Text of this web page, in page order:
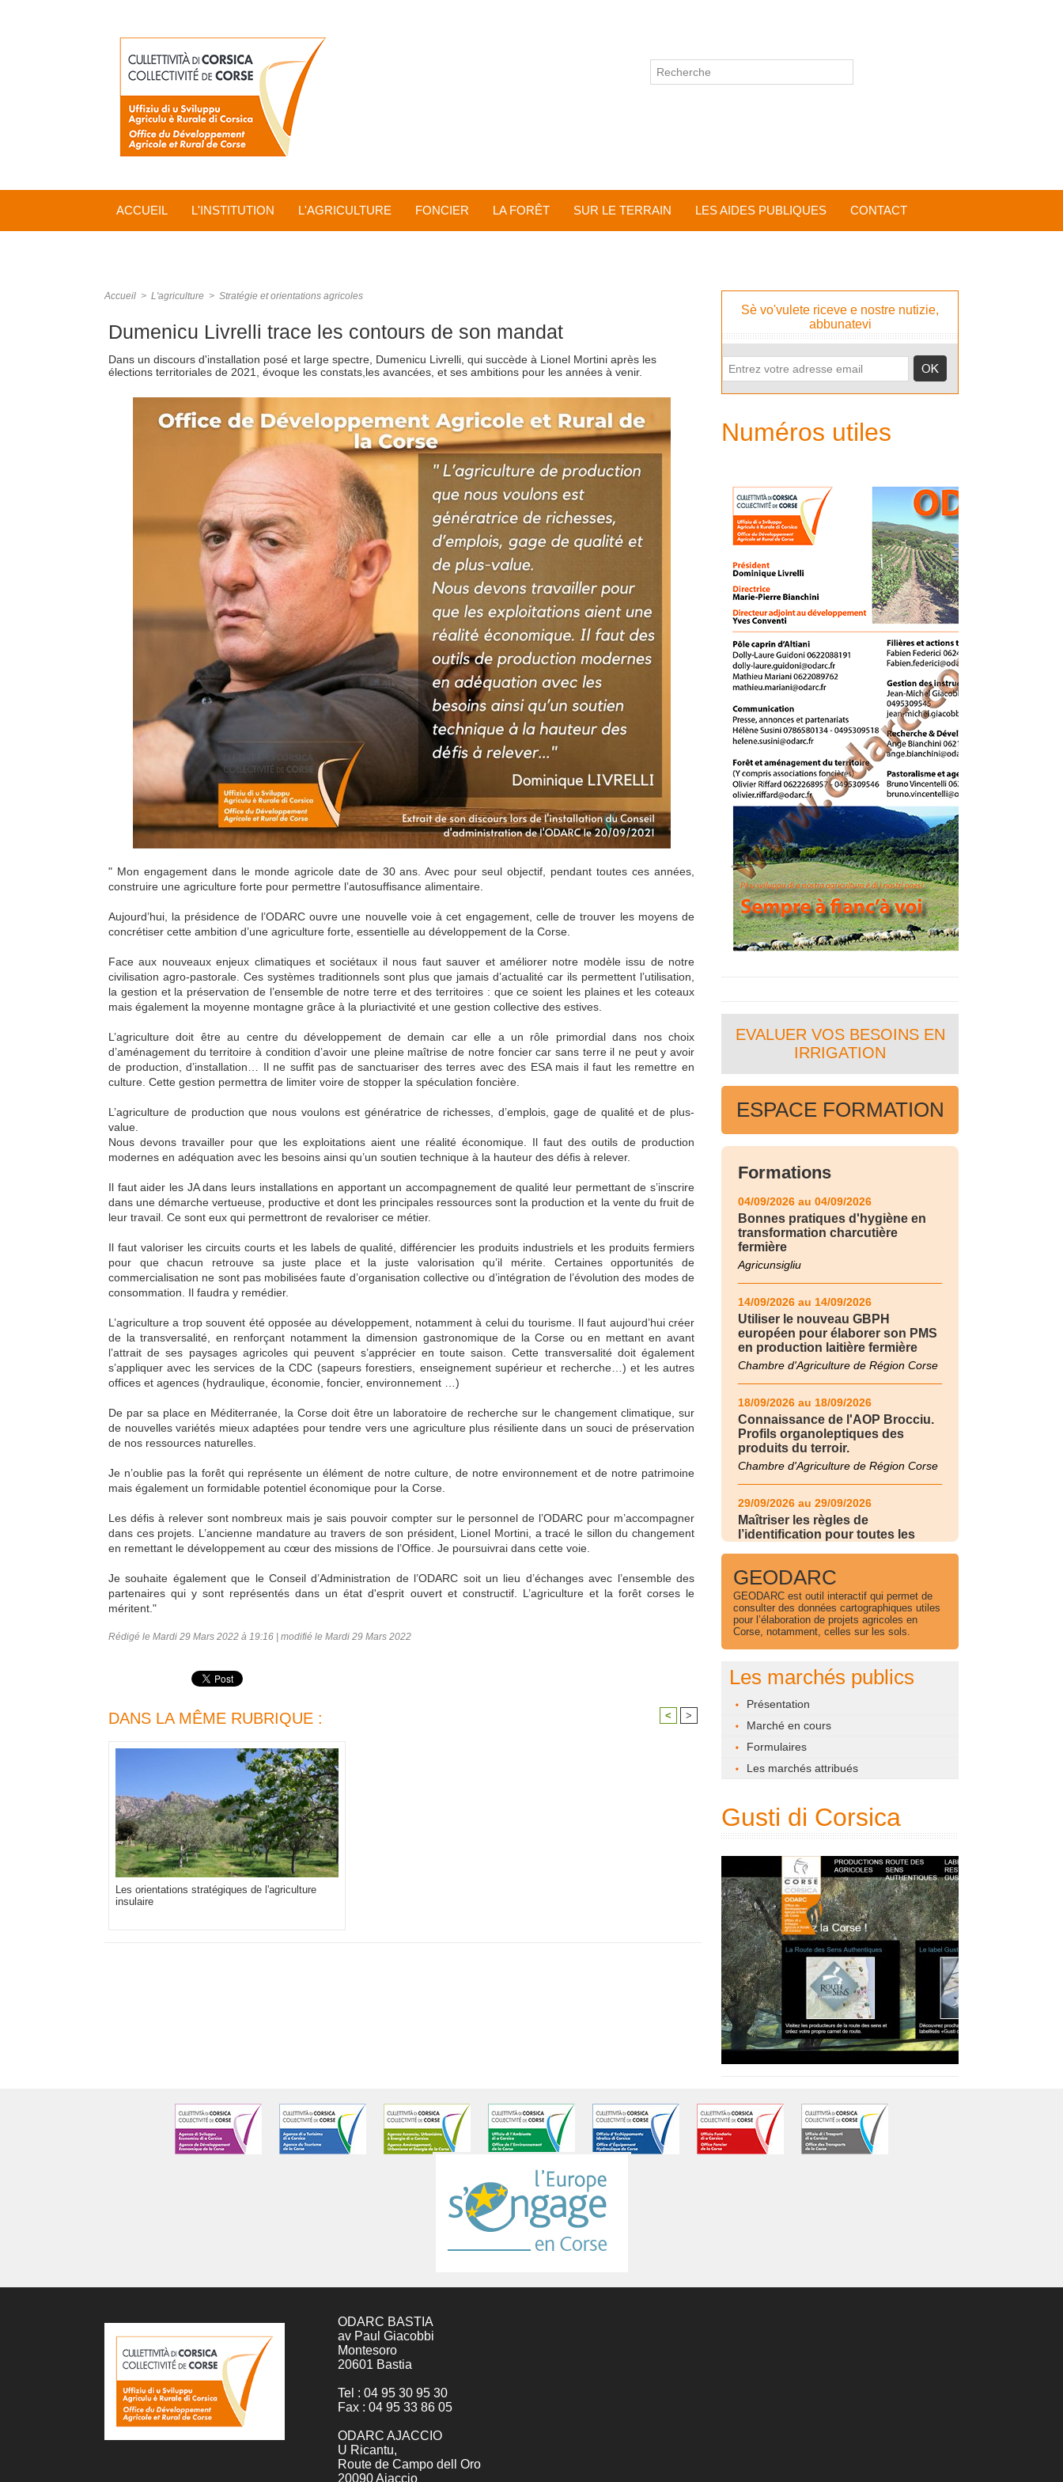
ACCUEIL L'INSTITUTION L'AGRICULTURE FONCIER LA FORÊT SUR LE TERRAIN LES AIDES PUBLIQUES CONTACT
Accueil > L'agriculture > Stratégie et orientations agricoles
Dumenicu Livrelli trace les contours de son mandat
Dans un discours d'installation posé et large spectre, Dumenicu Livrelli, qui succède à Lionel Mortini après les
élections territoriales de 2021, évoque les constats,les avancées, et ses ambitions pour les années à venir.
" Mon engagement dans le monde agricole date de 30 ans. Avec pour seul objectif, pendant toutes ces années,
construire une agriculture forte pour permettre l’autosuffisance alimentaire.
Aujourd’hui, la présidence de l’ODARC ouvre une nouvelle voie à cet engagement, celle de trouver les moyens de
concrétiser cette ambition d’une agriculture forte, essentielle au développement de la Corse.
Face aux nouveaux enjeux climatiques et sociétaux il nous faut sauver et améliorer notre modèle issu de notre
civilisation agro-pastorale. Ces systèmes traditionnels sont plus que jamais d’actualité car ils permettent l’utilisation,
la gestion et la préservation de l’ensemble de notre terre et des territoires : que ce soient les plaines et les coteaux
mais également la moyenne montagne grâce à la pluriactivité et une gestion collective des estives.
L’agriculture doit être au centre du développement de demain car elle a un rôle primordial dans nos choix
d’aménagement du territoire à condition d’avoir une pleine maîtrise de notre foncier car sans terre il ne peut y avoir
de production, d’installation… Il ne suffit pas de sanctuariser des terres avec des ESA mais il faut les remettre en
culture. Cette gestion permettra de limiter voire de stopper la spéculation foncière.
L’agriculture de production que nous voulons est génératrice de richesses, d’emplois, gage de qualité et de plus-
value.
Nous devons travailler pour que les exploitations aient une réalité économique. Il faut des outils de production
modernes en adéquation avec les besoins ainsi qu’un soutien technique à la hauteur des défis à relever.
Il faut aider les JA dans leurs installations en apportant un accompagnement de qualité leur permettant de s’inscrire
dans une démarche vertueuse, productive et dont les principales ressources sont la production et la vente du fruit de
leur travail. Ce sont eux qui permettront de revaloriser ce métier.
Il faut valoriser les circuits courts et les labels de qualité, différencier les produits industriels et les produits fermiers
pour que chacun retrouve sa juste place et la juste valorisation qu’il mérite. Certaines opportunités de
commercialisation ne sont pas mobilisées faute d’organisation collective ou d’intégration de l’évolution des modes de
consommation. Il faudra y remédier.
L’agriculture a trop souvent été opposée au développement, notamment à celui du tourisme. Il faut aujourd’hui créer
de la transversalité, en renforçant notamment la dimension gastronomique de la Corse ou en mettant en avant
l’attrait de ses paysages agricoles qui peuvent s’apprécier en toute saison. Cette transversalité doit également
s’appliquer avec les services de la CDC (sapeurs forestiers, enseignement supérieur et recherche…) et les autres
offices et agences (hydraulique, économie, foncier, environnement …)
De par sa place en Méditerranée, la Corse doit être un laboratoire de recherche sur le changement climatique, sur
de nouvelles variétés mieux adaptées pour tendre vers une agriculture plus résiliente dans un souci de préservation
de nos ressources naturelles.
Je n’oublie pas la forêt qui représente un élément de notre culture, de notre environnement et de notre patrimoine
mais également un formidable potentiel économique pour la Corse.
Les défis à relever sont nombreux mais je sais pouvoir compter sur le personnel de l’ODARC pour m’accompagner
dans ces projets. L’ancienne mandature au travers de son président, Lionel Mortini, a tracé le sillon du changement
en remettant le développement au cœur des missions de l’Office. Je poursuivrai dans cette voie.
Je souhaite également que le Conseil d’Administration de l’ODARC soit un lieu d’échanges avec l’ensemble des
partenaires qui y sont représentés dans un état d'esprit ouvert et constructif. L’agriculture et la forêt corses le
méritent."
Rédigé le Mardi 29 Mars 2022 à 19:16 | modifié le Mardi 29 Mars 2022
DANS LA MÊME RUBRIQUE : < >
Les orientations stratégiques de l'agriculture
insulaire
Sè vo'vulete riceve e nostre nutizie,
abbunatevi
Numéros utiles
EVALUER VOS BESOINS EN
IRRIGATION
ESPACE FORMATION
Formations
04/09/2026 au 04/09/2026
Bonnes pratiques d'hygiène en
transformation charcutière
fermière
Agricunsigliu
14/09/2026 au 14/09/2026
Utiliser le nouveau GBPH
européen pour élaborer son PMS
en production laitière fermière
Chambre d'Agriculture de Région Corse
18/09/2026 au 18/09/2026
Connaissance de l'AOP Brocciu.
Profils organoleptiques des
produits du terroir.
Chambre d'Agriculture de Région Corse
29/09/2026 au 29/09/2026
Maîtriser les règles de
l’identification pour toutes les
30/09/2026 au 30/09/2026
Maîtriser les règles de
l’identification pour toutes les
filières d’élevage
Chambre d'Agriculture de Région Corse
24/11/2026 au 24/11/2026
Gérer et piloter l'irrigation de son
Chambre d'Agriculture de Région Corse
GEODARC
GEODARC est outil interactif qui permet de
consulter des données cartographiques utiles
pour l’élaboration de projets agricoles en
Corse, notamment, celles sur les sols.
Les marchés publics
Présentation
Marché en cours
Formulaires
Les marchés attribués
Gusti di Corsica
ODARC BASTIA
av Paul Giacobbi
Montesoro
20601 Bastia
Tel : 04 95 30 95 30
Fax : 04 95 33 86 05
ODARC AJACCIO
U Ricantu,
Route de Campo dell Oro
20090 Ajaccio